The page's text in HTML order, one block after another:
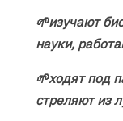
🌱изучают
науки,
🌱ходят под
стреляют из